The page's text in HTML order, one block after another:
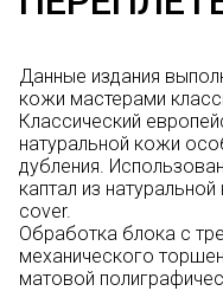
Данные издания
кожи мастерами
Классический
натуральной кожи
дубления.
каптал из
cover.
Обработка блока с
механического
матовой